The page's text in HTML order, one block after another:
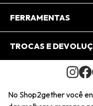
Journal
Central de
Regulamento e
FERRAMENTAS
Minha Conta
Pedido de Presente
Wishlist
TROCAS E
Condições Gerais
Troca Fácil
No Shop2gether você